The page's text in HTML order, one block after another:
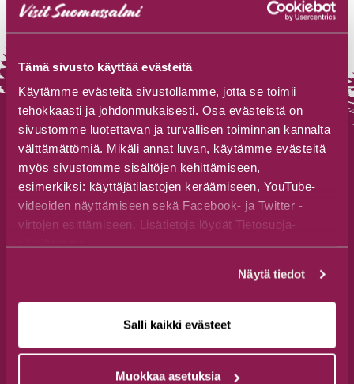
Tämä sivusto käyttää evästeitä
Käytämme evästeitä sivustollamme, jotta se toimii
tehokkaasti ja johdonmukaisesti. Osa evästeistä on
sivustomme luotettavan ja turvallisen toiminnan kannalta
välttämättömiä. Mikäli annat luvan, käytämme evästeitä
myös sivustomme sisältöjen kehittämiseen,
esimerkiksi: käyttäjätilastojen keräämiseen, YouTube-
videoiden näyttämiseen sekä Facebook- ja Twitter -
virtojen esittämiseen. Lisätietoja löydät Tietosuoja-
sivuiltamme.
Näytä tiedot
Salli kaikki evästeet
Muokkaa asetuksia
Touristenbüro Suomussalmi
Tel. +358 44 777 3250
Folge uns